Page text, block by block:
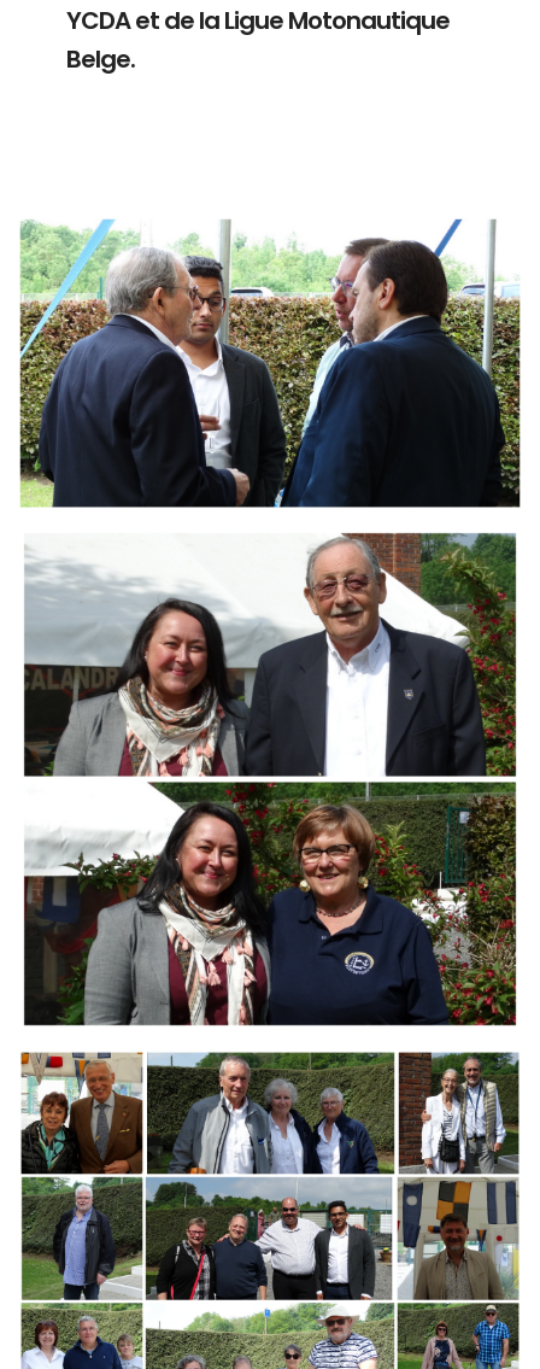
YCDA et de la Ligue Motonautique
Belge.
Branding
ARMCHAIR
ARMCHAIR
Branding
ARMCHAIR